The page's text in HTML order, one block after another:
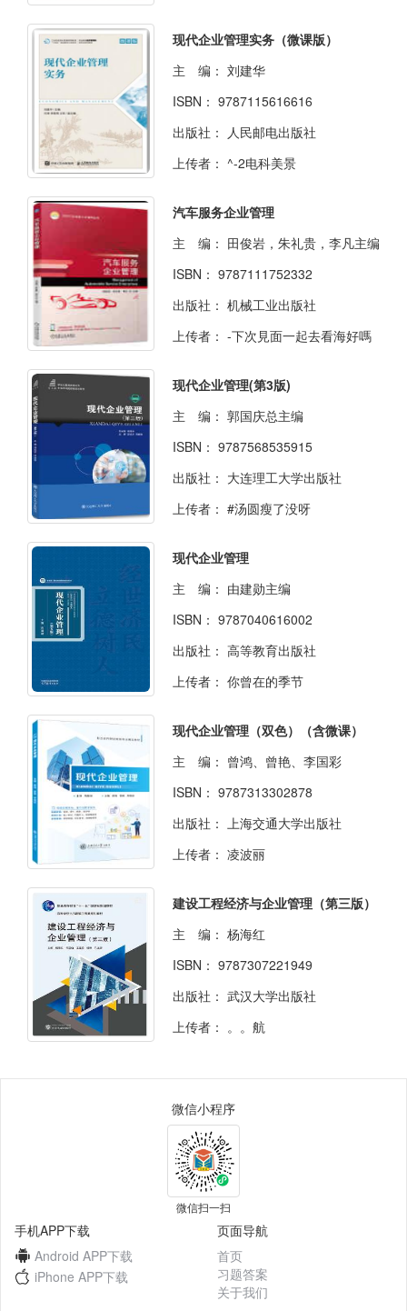
现代企业管理实务（微课版）
主 编： 刘建华
ISBN： 9787115616616
出版社：
人民邮电出版社
上传者： ^-2电科美景
汽车服务企业管理
主 编： 田俊岩，朱礼贵，李凡主编
ISBN： 9787111752332
出版社： 机械工业出版社
上传者： -下次見面一起去看海好嗎
现代企业管理(第3版)
主 编： 郭国庆总主编
ISBN： 9787568535915
出版社： 大连理工大学出版社
上传者： #汤圆瘦了没呀
现代企业管理
主 编： 由建勋主编
ISBN： 9787040616002
出版社： 高等教育出版社
上传者： 你曾在的季节
现代企业管理（双色）（含微课）
主 编： 曾鸿、曾艳、李国彩
ISBN： 9787313302878
出版社：
上海交通大学出版社
上传者： 凌波丽
建设工程经济与企业管理（第三版）
主 编： 杨海红
ISBN： 9787307221949
出版社： 武汉大学出版社
上传者： 。。航
微信小程序
微信扫一扫
手机APP下载
Android APP下载
iPhone APP下载
页面导航
首页
习题答案
关于我们